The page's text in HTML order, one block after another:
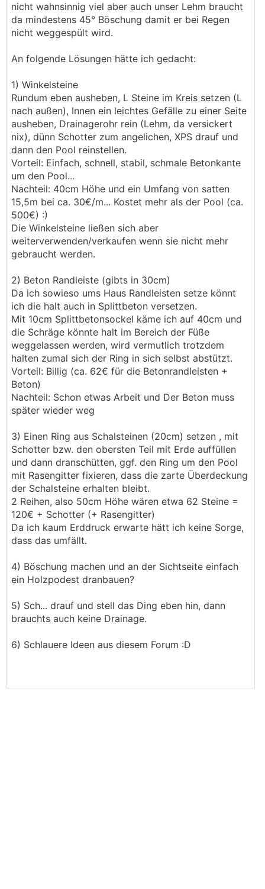
nicht wahnsinnig viel aber auch unser Lehm braucht
da mindestens 45° Böschung damit er bei Regen
nicht weggespült wird.
An folgende Lösungen hätte ich gedacht:
1) Winkelsteine
Rundum eben ausheben, L Steine im Kreis setzen (L
nach außen), Innen ein leichtes Gefälle zu einer Seite
ausheben, Drainagerohr rein (Lehm, da versickert
nix), dünn Schotter zum angelichen, XPS drauf und
dann den Pool reinstellen.
Vorteil: Einfach, schnell, stabil, schmale Betonkante
um den Pool...
Nachteil: 40cm Höhe und ein Umfang von satten
15,5m bei ca. 30€/m... Kostet mehr als der Pool (ca.
500€) :)
Die Winkelsteine ließen sich aber
weiterverwenden/verkaufen wenn sie nicht mehr
gebraucht werden.
2) Beton Randleiste (gibts in 30cm)
Da ich sowieso ums Haus Randleisten setze könnt
ich die halt auch in Splittbeton versetzen.
Mit 10cm Splittbetonsockel käme ich auf 40cm und
die Schräge könnte halt im Bereich der Füße
weggelassen werden, wird vermutlich trotzdem
halten zumal sich der Ring in sich selbst abstützt.
Vorteil: Billig (ca. 62€ für die Betonrandleisten +
Beton)
Nachteil: Schon etwas Arbeit und Der Beton muss
später wieder weg
3) Einen Ring aus Schalsteinen (20cm) setzen , mit
Schotter bzw. den obersten Teil mit Erde auffüllen
und dann dranschütten, ggf. den Ring um den Pool
mit Rasengitter fixieren, dass die zarte Überdeckung
der Schalsteine erhalten bleibt.
2 Reihen, also 50cm Höhe wären etwa 62 Steine =
120€ + Schotter (+ Rasengitter)
Da ich kaum Erddruck erwarte hätt ich keine Sorge,
dass das umfällt.
4) Böschung machen und an der Sichtseite einfach
ein Holzpodest dranbauen?
5) Sch... drauf und stell das Ding eben hin, dann
brauchts auch keine Drainage.
6) Schlauere Ideen aus diesem Forum :D